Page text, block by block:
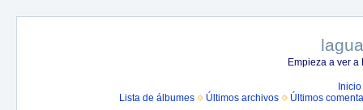
Empieza a ver
Inicio
Lista de álbumes
Últimos archivos Últimos